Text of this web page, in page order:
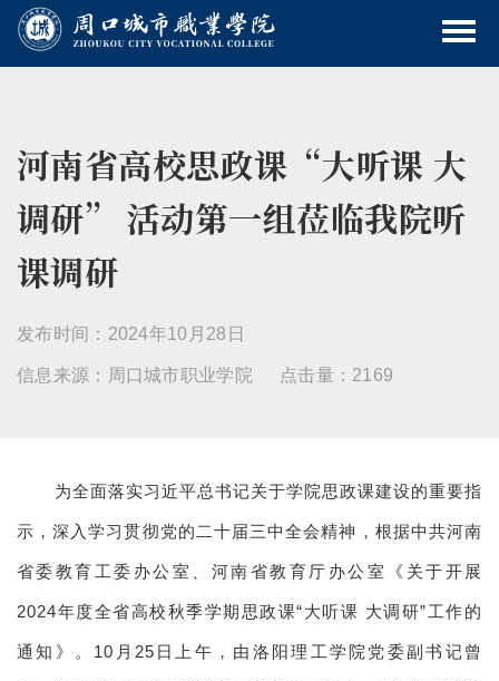
河南省高校思政课“大听课 大
调研” 活动第一组莅临我院听
课调研
发布时间：2024年10月28日
信息来源：周口城市职业学院 点击量：2169
为全面落实习近平总书记关于学院思政课建设的重要指
示，深入学习贯彻党的二十届三中全会精神，根据中共河南
省委教育工委办公室、河南省教育厅办公室《关于开展
2024年度全省高校秋季学期思政课“大听课 大调研”工作的
通知》。10月25日上午，由洛阳理工学院党委副书记曾